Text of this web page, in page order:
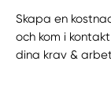
Skapa en
och kom i
dina krav &